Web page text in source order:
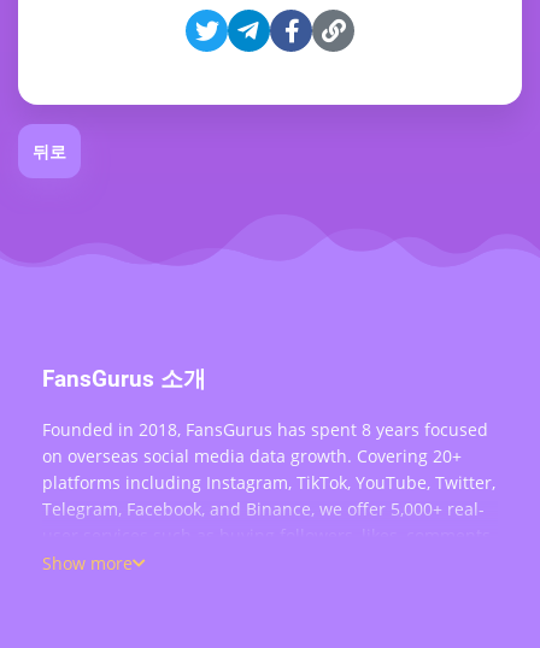
뒤로
FansGurus 소개
Founded in 2018, FansGurus has spent 8 years focused
on overseas social media data growth. Covering 20+
platforms including Instagram, TikTok, YouTube, Twitter,
Telegram, Facebook, and Binance, we offer 5,000+ real-
views, retweets, and live stream engagement — serving
Show more